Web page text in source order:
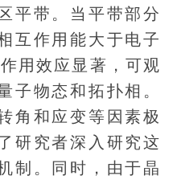
平带。当平带部分
互作用能大于电子
用效应显著，可观
子物态和拓扑相。
角和应变等因素极
研究者深入研究这
制。同时，由于晶